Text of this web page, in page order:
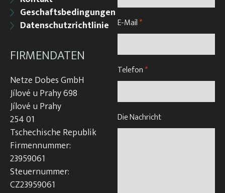
Geschaftsbedingungen
Datenschutzrichtlinie
FIRMENDATEN
Netze Dobes GmbH
Jílové u Prahy 698
Jílové u Prahy
254 01
Tschechische Republik
Firmennummer:
23959061
Steuernummer:
CZ23959061
E-Mail*
Telefon*
Die Nachricht